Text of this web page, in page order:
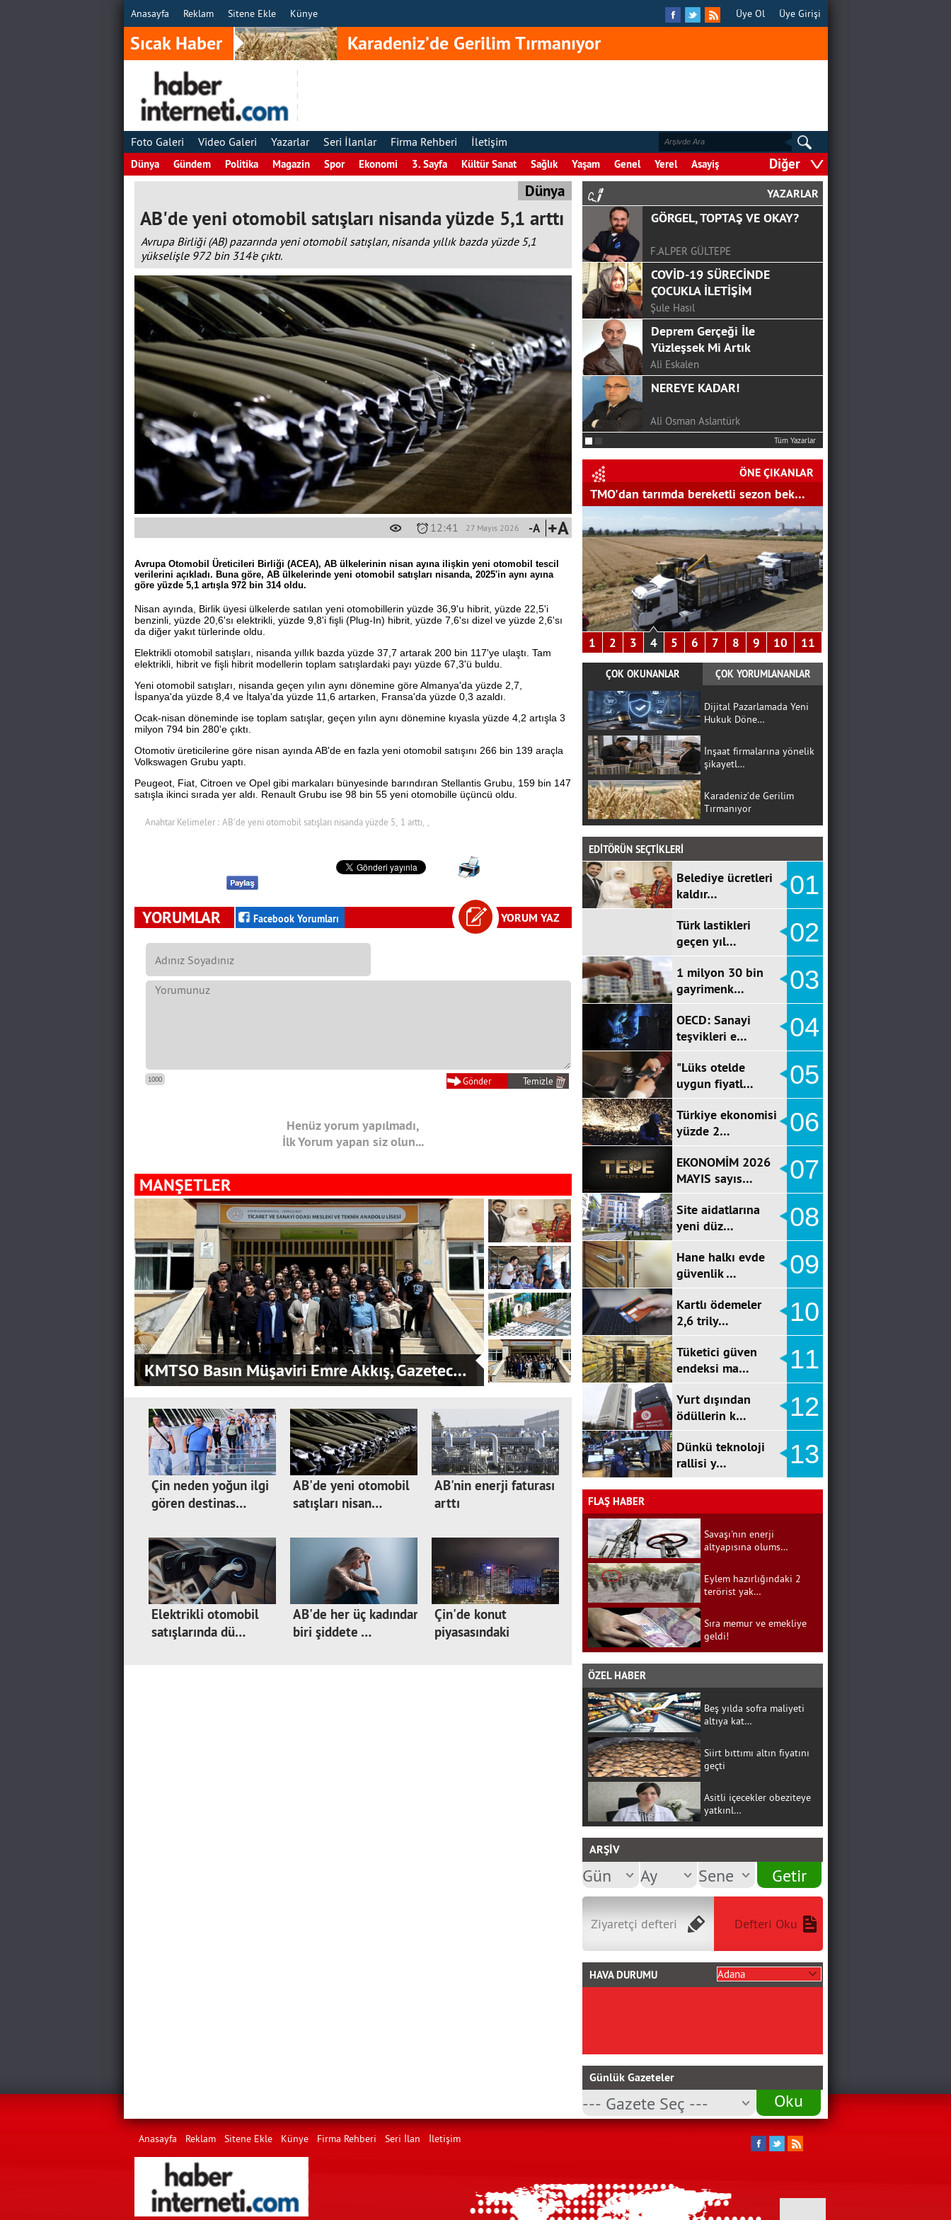
Anasayfa Reklam Sitene Ekle Künye Üye Ol Üye Girişi
Sıcak Haber Karadeniz’de Gerilim Tırmanıyor
Foto Galeri Video Galeri Yazarlar Seri İlanlar Firma Rehberi İletişim
Dünya Gündem Politika Magazin Spor Ekonomi 3. Sayfa Kültür Sanat Sağlık Yaşam Genel Yerel Asayiş Diğer
Dünya
AB'de yeni otomobil satışları nisanda yüzde 5,1 arttı
Avrupa Birliği (AB) pazarında yeni otomobil satışları, nisanda yıllık bazda yüzde 5,1
yükselişle 972 bin 314'e çıktı.
27 Mayıs 2026
12:41 -A +A
Avrupa Otomobil Üreticileri Birliği (ACEA), AB ülkelerinin nisan ayına ilişkin yeni otomobil tescil
verilerini açıkladı. Buna göre, AB ülkelerinde yeni otomobil satışları nisanda, 2025'in aynı ayına
göre yüzde 5,1 artışla 972 bin 314 oldu.
Nisan ayında, Birlik üyesi ülkelerde satılan yeni otomobillerin yüzde 36,9'u hibrit, yüzde 22,5'i
benzinli, yüzde 20,6'sı elektrikli, yüzde 9,8'i fişli (Plug-In) hibrit, yüzde 7,6'sı dizel ve yüzde 2,6'sı
da diğer yakıt türlerinde oldu.
Elektrikli otomobil satışları, nisanda yıllık bazda yüzde 37,7 artarak 200 bin 117'ye ulaştı. Tam
elektrikli, hibrit ve fişli hibrit modellerin toplam satışlardaki payı yüzde 67,3'ü buldu.
Yeni otomobil satışları, nisanda geçen yılın aynı dönemine göre Almanya'da yüzde 2,7,
İspanya'da yüzde 8,4 ve İtalya'da yüzde 11,6 artarken, Fransa'da yüzde 0,3 azaldı.
Ocak-nisan döneminde ise toplam satışlar, geçen yılın aynı dönemine kıyasla yüzde 4,2 artışla 3
milyon 794 bin 280'e çıktı.
Otomotiv üreticilerine göre nisan ayında AB'de en fazla yeni otomobil satışını 266 bin 139 araçla
Volkswagen Grubu yaptı.​​​​​​​​​​​​​​
Peugeot, Fiat, Citroen ve Opel gibi markaları bünyesinde barındıran Stellantis Grubu, 159 bin 147
satışla ikinci sırada yer aldı. Renault Grubu ise 98 bin 55 yeni otomobille üçüncü oldu.
Anahtar Kelimeler : AB'de yeni otomobil satışları nisanda yüzde 5, 1 arttı, ,
YORUMLAR Facebook Yorumları YORUM YAZ
1000
Henüz yorum yapılmadı,
İlk Yorum yapan siz olun...
MANŞETLER
KMTSO Basın Müşaviri Emre Akkış, Gazetec…
Çin neden yoğun ilgi
gören destinas…
AB'de yeni otomobil
satışları nisan…
AB'nin enerji faturası
arttı
Elektrikli otomobil
satışlarında dü…
AB'de her üç kadından
biri şiddete …
Çin'de konut
piyasasındaki
YAZARLAR
GÖRGEL, TOPTAŞ VE OKAY?
F.ALPER GÜLTEPE
COVİD-19 SÜRECİNDE
ÇOCUKLA İLETİŞİM
Şule Hasıl
Deprem Gerçeği İle
Yüzleşsek Mi Artık
Ali Eskalen
NEREYE KADAR!
Ali Osman Aslantürk
24 HAZİRAN’DAN SONRA
CHP…
Mutluluk Sofrası...
Hakan Aydemir
YGS Öncesi Yapmanız
Gerekenler
Bekir Gözalan
Tüm Yazarlar
ÖNE ÇIKANLAR
TMO'dan tarımda bereketli sezon bek…
1 2 3 4 5 6 7 8 9 10 11
ÇOK OKUNANLAR ÇOK YORUMLANANLAR
Dijital Pazarlamada Yeni
Hukuk Döne…
İnşaat firmalarına yönelik
şikayetl…
Karadeniz’de Gerilim
Tırmanıyor
EDİTÖRÜN SEÇTİKLERİ
Belediye ücretleri
kaldır…
01
Türk lastikleri
geçen yıl…
02
1 milyon 30 bin
gayrimenk…
03
OECD: Sanayi
teşvikleri e…
04
"Lüks otelde
uygun fiyatl…
05
Türkiye ekonomisi
yüzde 2…
06
EKONOMİM 2026
MAYIS sayıs…
07
Site aidatlarına
yeni düz…
08
Hane halkı evde
güvenlik …
09
Kartlı ödemeler
2,6 trily…
10
Tüketici güven
endeksi ma…
11
Yurt dışından
ödüllerin k…
12
Dünkü teknoloji
rallisi y…
13
FLAŞ HABER
Savaşı'nın enerji
altyapısına olums…
Eylem hazırlığındaki 2
terörist yak…
Sıra memur ve emekliye
geldi!
ÖZEL HABER
Beş yılda sofra maliyeti
altıya kat…
Siirt bıttımı altın fiyatını
geçti
Asitli içecekler obeziteye
yatkınl…
ARŞİV
Ziyaretçi defteri Defteri Oku
HAVA DURUMU
Günlük Gazeteler
Oku
Anasayfa Reklam Sitene Ekle Künye Firma Rehberi Seri İlan İletişim